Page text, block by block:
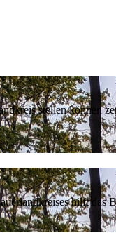
stellen
hilft das